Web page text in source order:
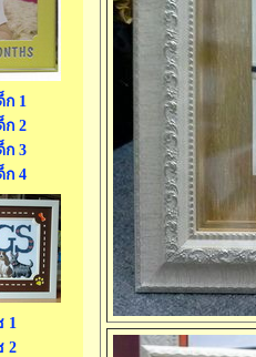
ก 1
ก 2
ก 3
ก 4
1
2